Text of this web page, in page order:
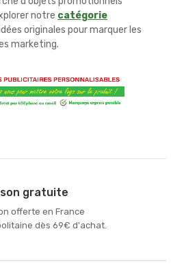
notre catégorie
originales pour marquer les
marketing.
gratuite
offerte en France
dès 69€ d'achat.